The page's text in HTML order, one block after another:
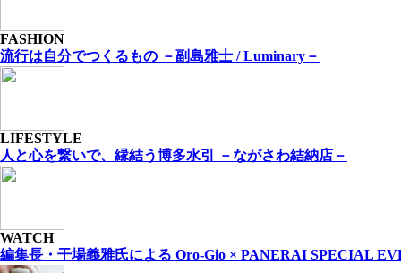
FASHION
流⾏は⾃分でつくるもの －副島雅⼠ / Luminary－
LIFESTYLE
人と心を繋いで、縁結う博多水引 －ながさわ結納店－
WATCH
編集長・干場義雅氏による Oro-Gio × PANERAI SPECIAL